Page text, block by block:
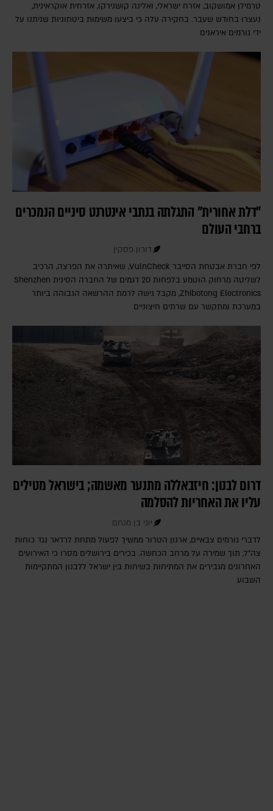
טרמילן אמושקוב, אזרח ישראלי, ואלינה קושנירקו, אזרחית אוקראינית,
נעצרו בחודש שעבר. בחקירה עלה כי ביצעו משימות ביטחוניות שניתנו על
ידי גורמים איראנים
"דלת אחורית" התגלתה בנתבי אינטרנט סיניים הנמכרים
ברחבי העולם
דורון פסקין
לפי חברת אבטחת הסייבר VulnCheck‎, שאיתרה את הפרצה, הרכיב
לשליטה מרחוק הוטמע בלפחות 20 דגמים של החברה הסינית Shenzhen
Zhibotong Electronics‎, מקבל גישה לרמת ההרשאה הגבוהה ביותר
במערכת ומתקשר עם שרתים חיצוניים
דרום לבנון: חיזבאללה מתנער מאשמה; בישראל מטילים
עליו את האחריות להסלמה
יוני בן מנחם
לדברי גורמים צבאיים, ארגון הטרור ממשיך לפעול מתחת לרדאר נגד כוחות
צה"ל, תוך שמירה על מרחב הכחשה. בכירים בירושלים מסרו כי האירועים
האחרונים מגבירים את המתיחות בשיחות בין ישראל ללבנון המתקיימות
השבוע